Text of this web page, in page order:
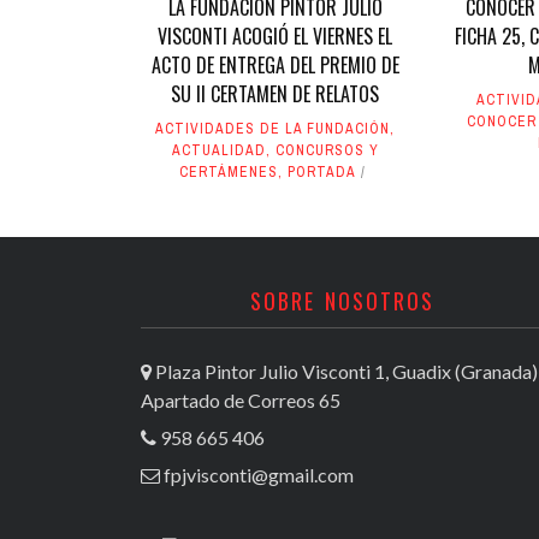
LA FUNDACIÓN PINTOR JULIO
VISCONTI ACOGIÓ EL VIERNES EL
ACTO DE ENTREGA DEL PREMIO DE
SU II CERTAMEN DE RELATOS
ACTIVIDADES DE LA FUNDACIÓN,
ACTUALIDAD, CONCURSOS Y
CERTÁMENES,PORTADA
FICHA 25,
SOBRE NOSOTROS
Plaza Pintor Julio Visconti 1, Guadix (Granada)
Apartado de Correos 65
958 665 406
fpjvisconti@gmail.com